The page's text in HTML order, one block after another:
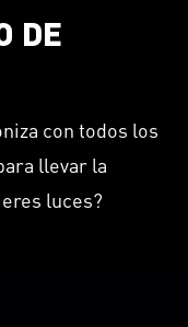
DE
con todos los
llevar la
luces?